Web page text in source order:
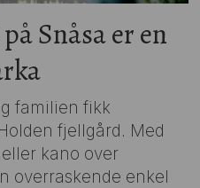
Snåsa er en
familien fikk
fjellgård. Med
kano over
overraskende enkel